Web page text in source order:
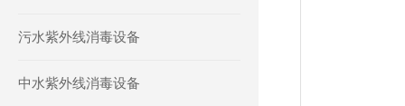
污水紫外线消毒设备
中水紫外线消毒设备